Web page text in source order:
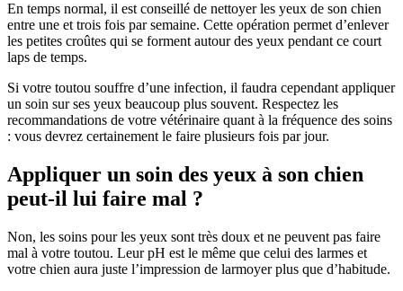
En temps normal, il est conseillé de nettoyer les yeux de son chien
entre une et trois fois par semaine. Cette opération permet d’enlever
les petites croûtes qui se forment autour des yeux pendant ce court
laps de temps.
Si votre toutou souffre d’une infection, il faudra cependant appliquer
un soin sur ses yeux beaucoup plus souvent. Respectez les
recommandations de votre vétérinaire quant à la fréquence des soins
: vous devrez certainement le faire plusieurs fois par jour.
Appliquer un soin des yeux à son chien
peut-il lui faire mal ?
Non, les soins pour les yeux sont très doux et ne peuvent pas faire
mal à votre toutou. Leur pH est le même que celui des larmes et
votre chien aura juste l’impression de larmoyer plus que d’habitude.